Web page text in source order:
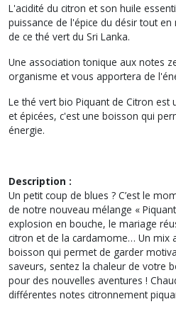
L'acidité du citron et son huile
puissance de l'épice du désir tout
de ce thé vert du Sri Lanka.
Une association tonique aux notes
organisme et vous apportera de
Le thé vert bio Piquant de Citron est
et épicées, c'est une boisson qui
énergie.
Description :
Un petit coup de blues ? C’est le
de notre nouveau mélange «
explosion en bouche, le mariage
citron et de la cardamome… Un mix
boisson qui permet de garder
saveurs, sentez la chaleur de votre
pour des nouvelles aventures !
différentes notes citronnement